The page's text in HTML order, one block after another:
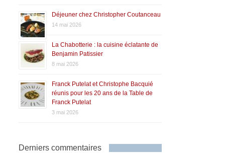
Déjeuner chez Christopher Coutanceau
14 mai 2026
La Chabotterie : la cuisine éclatante de
Benjamin Patissier
8 mai 2026
Franck Putelat et Christophe Bacquié
réunis pour les 20 ans de la Table de
Franck Putelat
3 mai 2026
Derniers commentaires